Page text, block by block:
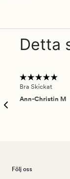
Detta
Bra Skickat
Ann-Christin M
Följ oss